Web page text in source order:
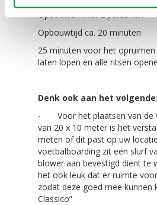
Opbouwen met 2 personen
Opbouwtijd ca. 20 minuten
25 minuten voor het
laten lopen en alle ritsen
Denk ook aan het volgende:
- Voor het plaatsen van de
van 20 x 10 meter is het
meten of dit past op uw
voetbalboarding zit een slurf
blower aan bevestigd dient te
het ook leuk dat er ruimte
zodat deze goed mee kunnen
Classico”